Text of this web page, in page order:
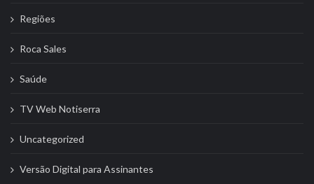
Regiões
Roca Sales
Saúde
TV Web Notiserra
Uncategorized
Versão Digital para Assinantes